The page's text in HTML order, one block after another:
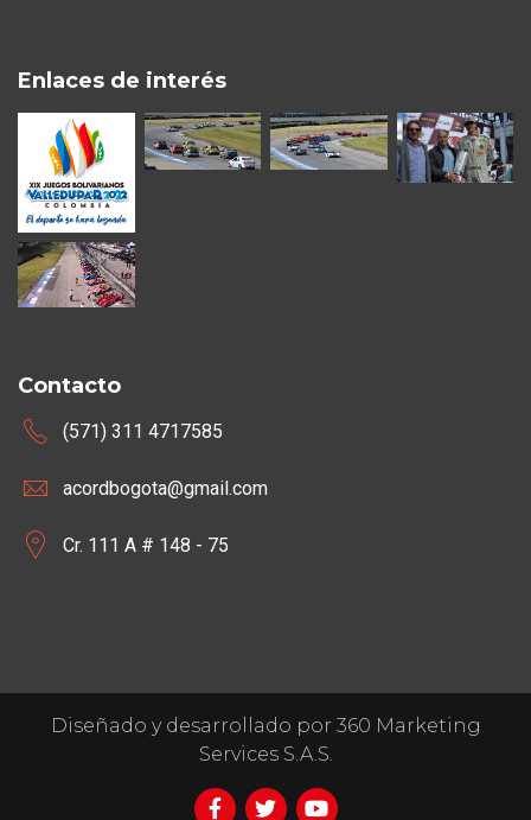
Enlaces de interés
Contacto
(571) 311 4717585
acordbogota@gmail.com
Cr. 111 A # 148 - 75
Diseñado y desarrollado por 360 Marketing
Services S.A.S.